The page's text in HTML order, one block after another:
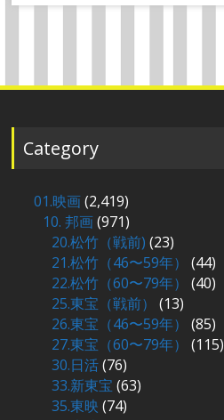
Category
01.映画(2,419)
10. 邦画(971)
20.松竹（戦前) (23)
21.松竹（46〜59年）
(44)
22.松竹（60〜79年）
(40)
25.東宝（戦前）
(13)
26.東宝（46〜59年）
(85)
27.東宝（60〜79年）
(115)
30.日活(76)
33.新東宝(63)
35.東映 (74)